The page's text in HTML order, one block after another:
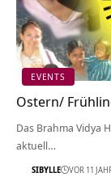
EVENTS
Ostern/
Das Brahma Vidya
aktuell…
SIBYLLE VOR 11